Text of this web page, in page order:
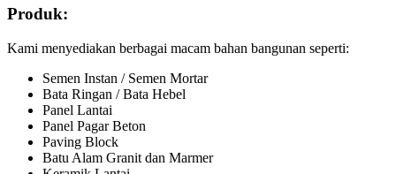
Produk:
Kami menyediakan berbagai macam bahan bangunan seperti:
Semen Instan / Semen Mortar
Bata Ringan / Bata Hebel
Panel Lantai
Panel Pagar Beton
Paving Block
Batu Alam Granit dan Marmer